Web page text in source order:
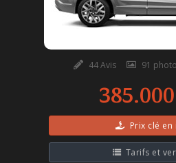
44 Avis 91
385.000
Prix clé en
Tarifs et